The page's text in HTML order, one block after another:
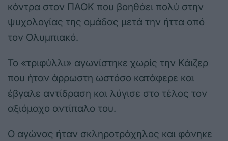
κόντρα στον ΠΑΟΚ που βοηθάει πολύ στην
ψυχολογίας της ομάδας μετά την ήττα από
τον Ολυμπιακό.
Το «τριφύλλι» αγωνίστηκε χωρίς την Κάιζερ
που ήταν άρρωστη ωστόσο κατάφερε και
έβγαλε αντίδραση και λύγισε στο τέλος τον
αξιόμαχο αντίπαλο του.
Ο αγώνας ήταν σκληροτράχηλος και φάνηκε